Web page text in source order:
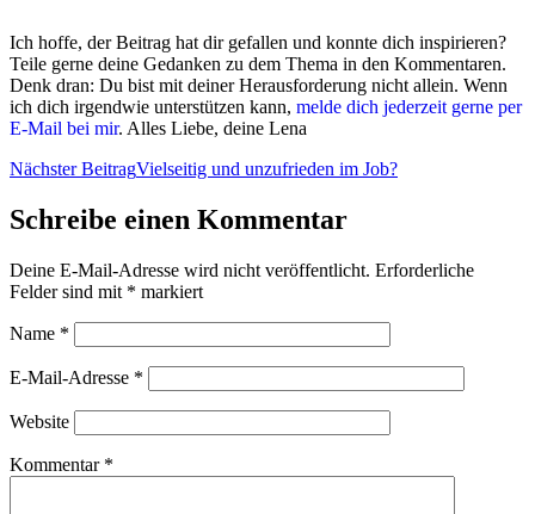
Ich hoffe, der Beitrag hat dir gefallen und konnte dich inspirieren?
Teile gerne deine Gedanken zu dem Thema in den Kommentaren.
Denk dran: Du bist mit deiner Herausforderung nicht allein. Wenn
ich dich irgendwie unterstützen kann, melde dich jederzeit gerne per
E-Mail bei mir. Alles Liebe, deine Lena
Nächster BeitragVielseitig und unzufrieden im Job?
Schreibe einen Kommentar
Deine E-Mail-Adresse wird nicht veröffentlicht. Erforderliche
Felder sind mit * markiert
Name *
E-Mail-Adresse *
Website
Kommentar *